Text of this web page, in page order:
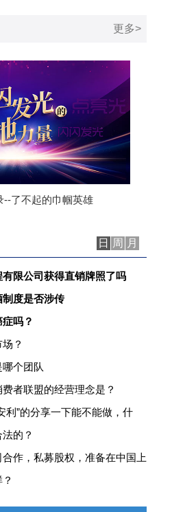
更多>
--了不起的巾帼英雄
日 周 月
限公司获得直销牌照了吗
度是否涉传
吗？
？
个团队
者联盟的经营理念是？
利”的分享一下能不能做，什
的？
作，私募股权，准备在中国上